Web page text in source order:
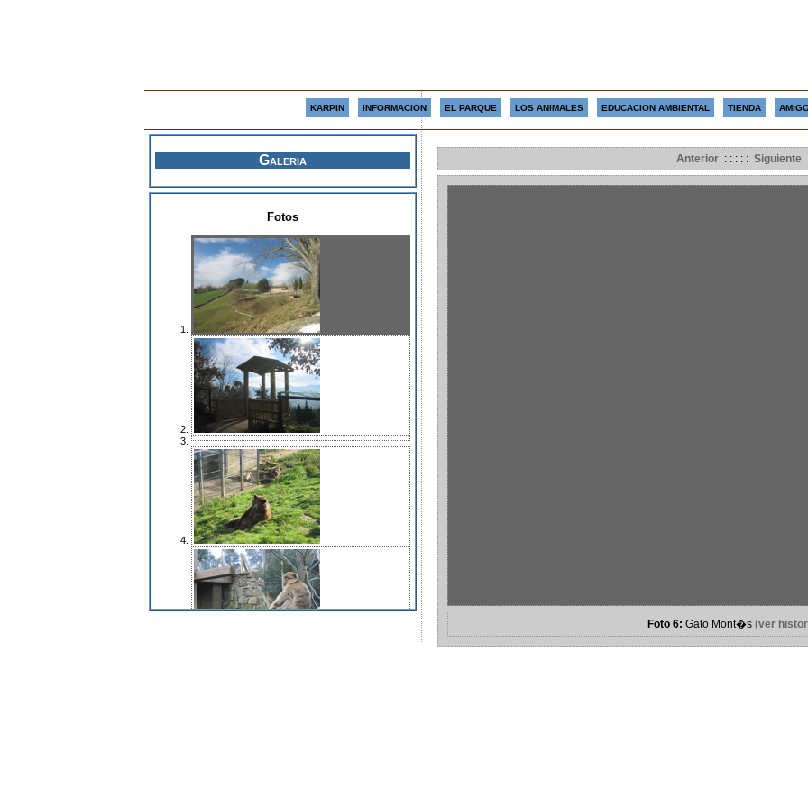
KARPIN INFORMACION EL PARQUE LOS ANIMALES EDUCACION AMBIENTAL TIENDA
Galeria
Fotos
Anterior : : : : :Siguiente
Foto 6: Gato Mont�s(ver